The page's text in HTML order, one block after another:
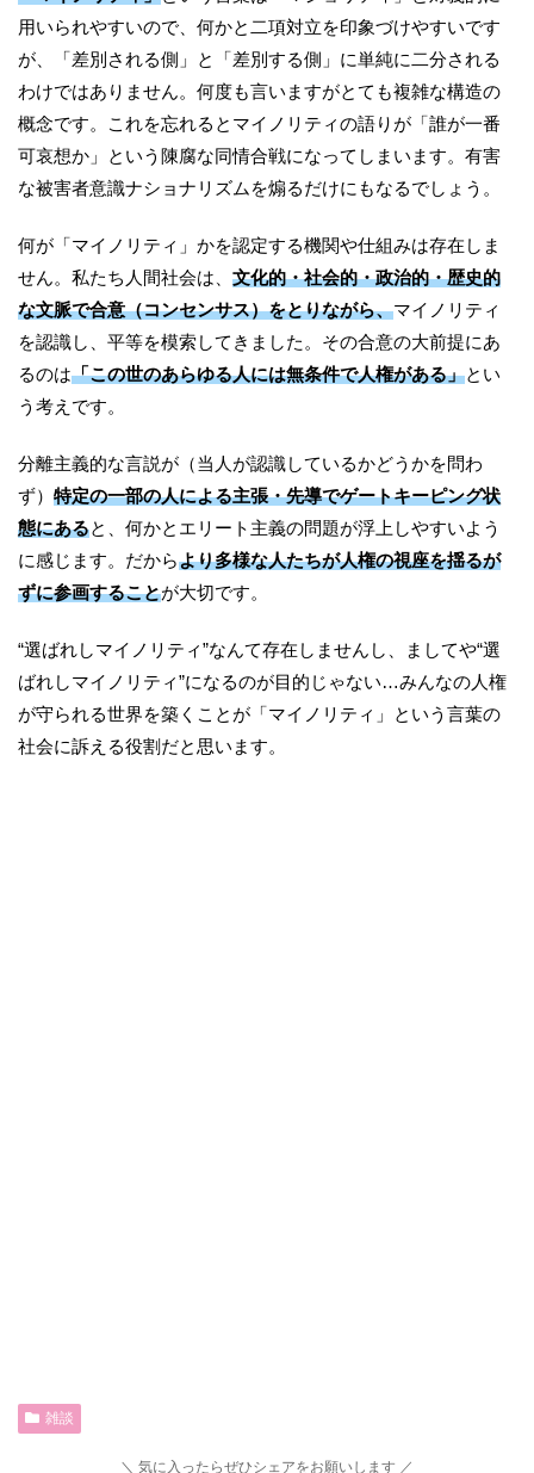
用いられやすいので、何かと二項対立を印象づけやすいです
が、「差別される側」と「差別する側」に単純に二分される
わけではありません。何度も言いますがとても複雑な構造の
概念です。これを忘れるとマイノリティの語りが「誰が一番
可哀想か」という陳腐な同情合戦になってしまいます。有害
な被害者意識ナショナリズムを煽るだけにもなるでしょう。
何が「マイノリティ」かを認定する機関や仕組みは存在しま
せん。私たち人間社会は、 文化的・社会的・政治的・歴史的
な文脈で合意（コンセンサス）をとりながら、マイノリティ
を認識し、平等を模索してきました。その合意の大前提にあ
るのは「この世のあらゆる人には無条件で人権がある」とい
う考えです。
分離主義的な言説が（当人が認識しているかどうかを問わ
ず） 特定の一部の人による主張・先導でゲートキーピング状
態にあると、何かとエリート主義の問題が浮上しやすいよう
に感じます。だからより多様な人たちが人権の視座を揺るが
ずに参画することが大切です。
“選ばれしマイノリティ”なんて存在しませんし、ましてや“選
ばれしマイノリティ”になるのが目的じゃない…みんなの人権
が守られる世界を築くことが「マイノリティ」という言葉の
社会に訴える役割だと思います。
雑談
気に入ったらぜひシェアをお願いします